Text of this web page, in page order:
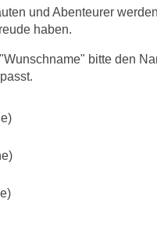
und Abenteurer
haben.
bitte den